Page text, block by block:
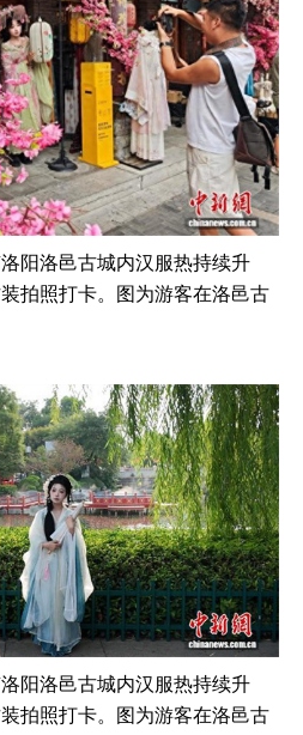
阳洛邑古城内汉服热持续升
拍照打卡。图为游客在洛邑古
阳洛邑古城内汉服热持续升
拍照打卡。图为游客在洛邑古